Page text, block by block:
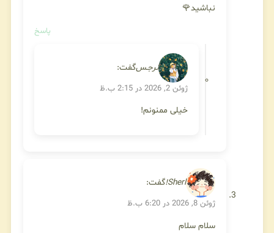
نباشید🌹
پاسخ
نرجـسگفت:
ژوئن 2, 2026 در 2:15 ب.ظ
خیلی ممنونم!
Sherl! گفت:
ژوئن 8, 2026 در 6:20 ب.ظ
سلام سلام